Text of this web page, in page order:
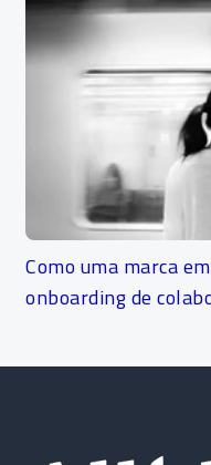
Como uma marca
onboarding de